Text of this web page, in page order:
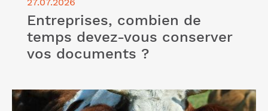
Entreprises, combien de
temps devez-vous conserver
vos documents ?
Lire l'article "Amortissement des bovins allaitants"